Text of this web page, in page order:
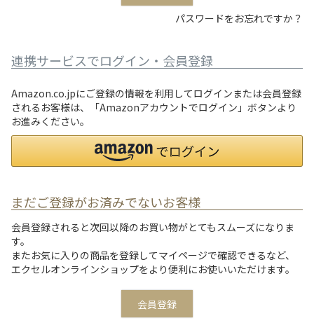
パスワードをお忘れですか？
連携サービスでログイン・会員登録
Amazon.co.jpにご登録の情報を利用してログインまたは会員登録
されるお客様は、「Amazonアカウントでログイン」ボタンより
お進みください。
まだご登録がお済みでないお客様
会員登録されると次回以降のお買い物がとてもスムーズになりま
す。
またお気に入りの商品を登録してマイページで確認できるなど、
エクセルオンラインショップをより便利にお使いいただけます。
会員登録